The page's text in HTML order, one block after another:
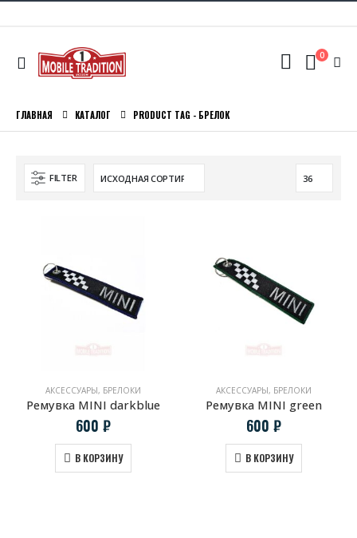
0
ГЛАВНАЯ КАТАЛОГ PRODUCT TAG - БРЕЛОК
FILTER
АКСЕССУАРЫ, БРЕЛОКИ
Ремувка MINI darkblue
600 ₽
В КОРЗИНУ
АКСЕССУАРЫ, БРЕЛОКИ
Ремувка MINI green
600 ₽
В КОРЗИНУ